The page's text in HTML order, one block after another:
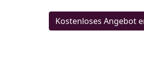
Kostenloses Angebot